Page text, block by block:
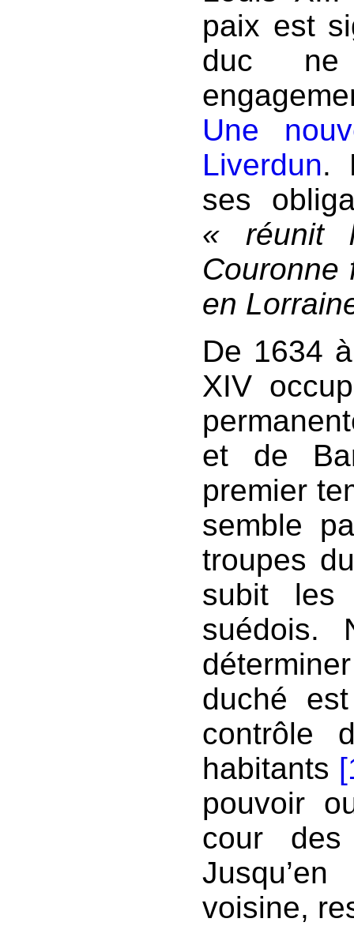
paix est
duc ne
Une
Liverdun.
ses
« réunit
Couronne
en
De 1634
XIV
et de
premier
semble
troupes
subit les
suédois.
duché
contrôle
habitants
pouvoir
cour
voisine,